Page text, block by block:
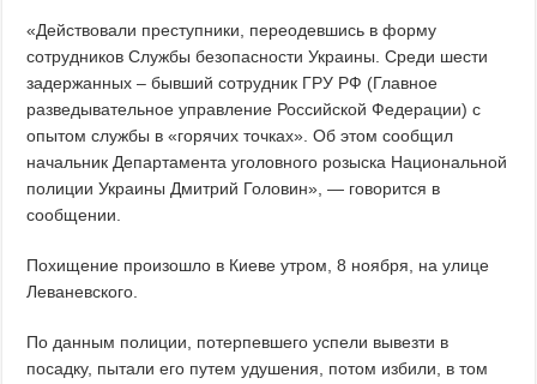
«Действовали преступники, переодевшись в форму
сотрудников Службы безопасности Украины. Среди шести
задержанных – бывший сотрудник ГРУ РФ (Главное
разведывательное управление Российской Федерации) с
опытом службы в «горячих точках». Об этом сообщил
начальник Департамента уголовного розыска Национальной
полиции Украины Дмитрий Головин», — говорится в
сообщении.
Похищение произошло в Киеве утром, 8 ноября, на улице
Леваневского.
По данным полиции, потерпевшего успели вывезти в
посадку, пытали его путем удушения, потом избили, в том